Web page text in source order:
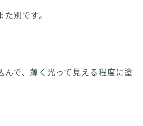
別です。
んで、薄く光って見える程度に塗